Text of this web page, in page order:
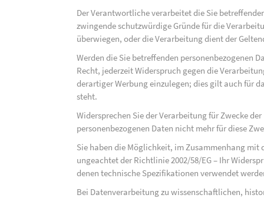
Der Verantwortliche verarbeitet die Sie
zwingende schutzwürdige Gründe für die
überwiegen, oder die Verarbeitung dient der
Werden die Sie betreffenden personenbezogenen
Recht, jederzeit Widerspruch gegen die
derartiger Werbung einzulegen; dies gilt auch für
steht.
Widersprechen Sie der Verarbeitung für Zwecke
personenbezogenen Daten nicht mehr für diese
Sie haben die Möglichkeit, im Zusammenhang
ungeachtet der Richtlinie 2002/58/EG – Ihr
denen technische Spezifikationen verwendet
Bei Datenverarbeitung zu wissenschaftlichen,